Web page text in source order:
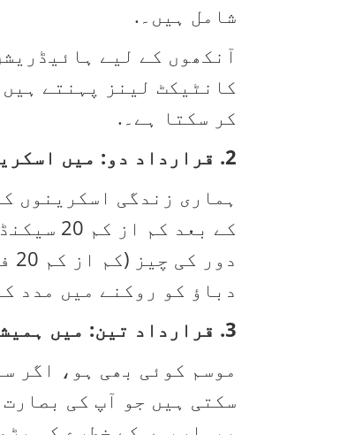
شامل ہیں۔.
کانٹیکٹ لینز پہنتے
کر سکتا ہے۔.
2. قرارداد دو: میں اسکرین کے وقفے لیے بغیر کام نہیں کروں گا۔.
کے
دباؤ کو روکنے میں مدد
3. قرارداد تین: میں ہمیشہ اپنے دھوپ کے چشمے پہنوں گا۔.
سکتی ہیں جو آپ کی